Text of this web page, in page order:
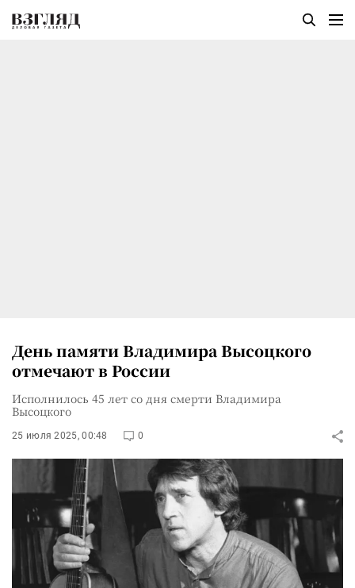
День памяти Владимира Высоцкого
отмечают в России
Исполнилось 45 лет со дня смерти Владимира
Высоцкого
25 июля 2025, 00:48 0